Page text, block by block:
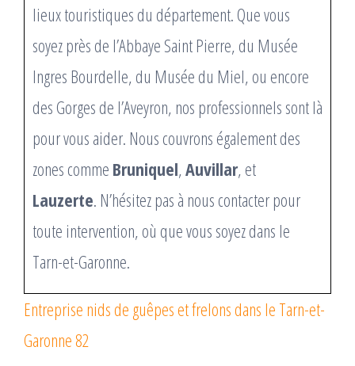
lieux touristiques du département. Que vous
soyez près de l’Abbaye Saint Pierre, du Musée
Ingres Bourdelle, du Musée du Miel, ou encore
des Gorges de l’Aveyron, nos professionnels sont là
pour vous aider. Nous couvrons également des
zones comme Bruniquel,Auvillar, et
Lauzerte. N’hésitez pas à nous contacter pour
toute intervention, où que vous soyez dans le
Tarn-et-Garonne.
Entreprise nids de guêpes et frelons dans le Tarn-et-
Garonne 82